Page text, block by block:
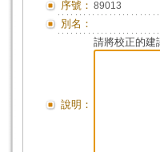
序號： 89013
別名：
說明：
請將校正的建